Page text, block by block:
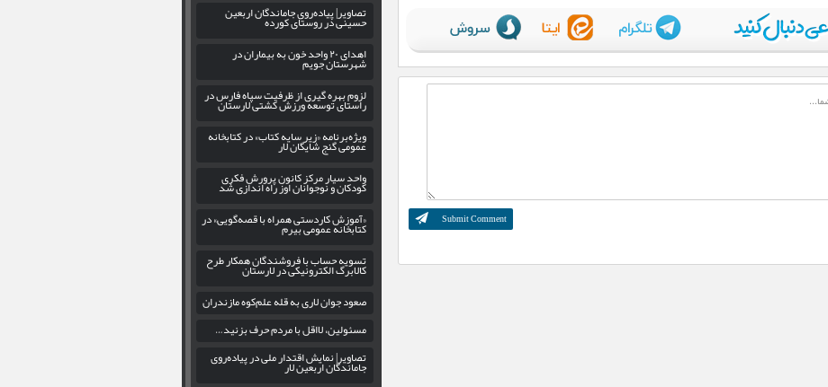
تصاویر| پیاده‌روی جاماندگان اربعین
حسینی در روستای کورده
اهدای ۲۰ واحد خون به بیماران درشهرستان جویم
لزوم بهره‌ گیری از ظرفیت سپاه فارس در
راستای توسعه ورزش کشتی لارستان
ویژه‌برنامه «زیر سایه کتاب» در کتابخانه
عمومی گنج شایگان لار
واحد سیار مرکز کانون پرورش فکری
کودکان و نوجوانان اوز راه اندازی شد
«آموزش کاردستی همراه با قصه‌گویی» در
کتابخانه عمومی بیرم
تسویه حساب با فروشندگان همکار طرح
کالابرگ الکترونیکی در لارستان
صعود جوان لاری به قله علم‌کوه مازندران
مسئولین، لااقل با مردم حرف بزنید…
تصاویر| نمایش اقتدار ملی در پیاده‌روی
جاماندگان اربعین لار